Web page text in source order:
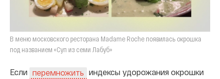
В меню московского ресторана Madame Roche появилась окрошка
под названием «Суп из семи Лабуб»
Если перемножить индексы удорожания окрошки